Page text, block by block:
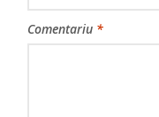
Comentariu *